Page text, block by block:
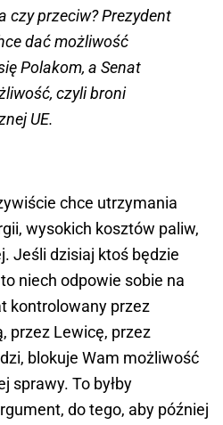
czy przeciw? Prezydent
dać możliwość
Polakom, a Senat
czyli broni
UE.
chce utrzymania
wysokich kosztów paliw,
Jeśli dzisiaj ktoś będzie
niech odpowie sobie na
kontrolowany przez
przez Lewicę, przez
blokuje Wam możliwość
sprawy. To byłby
do tego, aby później